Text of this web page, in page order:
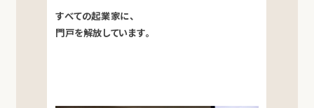
すべての起業家に、
門戸を解放しています。